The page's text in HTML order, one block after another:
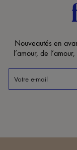
Nouveautés en
l’amour, de